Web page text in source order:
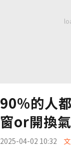
90%的人
窗or開換
2025-04-02 10:32